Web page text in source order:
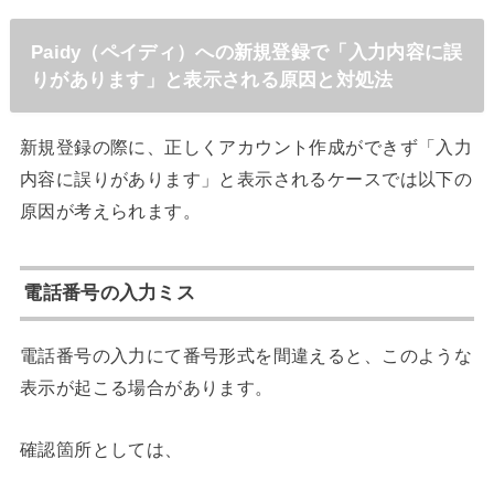
Paidy（ペイディ）への新規登録で「入力内容に誤
りがあります」と表示される原因と対処法
新規登録の際に、正しくアカウント作成ができず「入力
内容に誤りがあります」と表示されるケースでは以下の
原因が考えられます。
電話番号の入力ミス
電話番号の入力にて番号形式を間違えると、このような
表示が起こる場合があります。
確認箇所としては、